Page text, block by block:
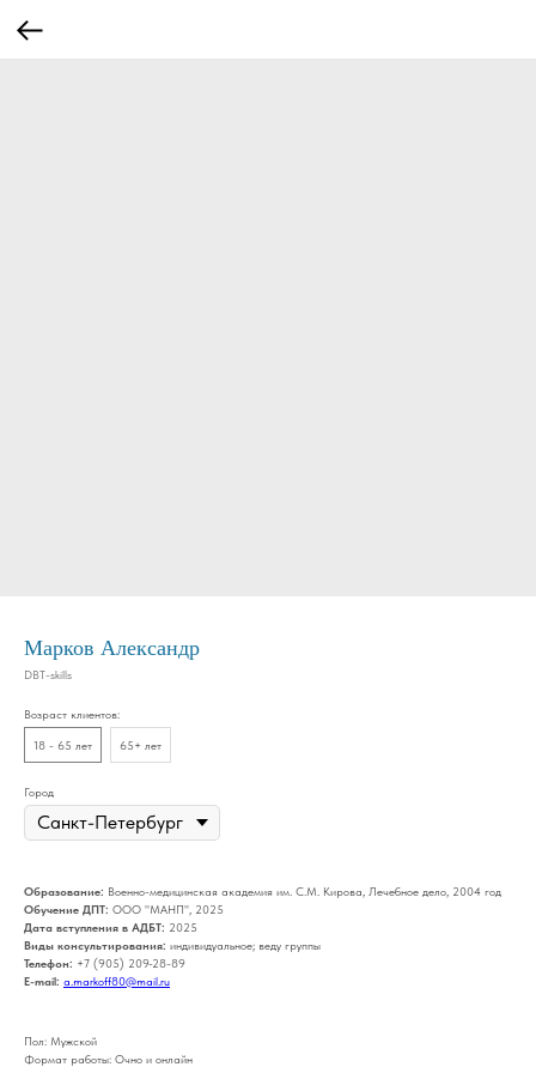
Марков Александр
DBT-skills
Возраст клиентов:
18 - 65 лет 65+ лет
Город
Образование: Военно-медицинская академия им. С.М. Кирова, Лечебное дело, 2004 год
Обучение ДПТ: ООО "МАНП", 2025
Дата вступления в АДБТ: 2025
Виды консультирования: индивидуальное; веду группы
Телефон: +7 (905) 209-28-89
E-mail: a.markoff80@mail.ru
Пол: Мужской
Формат работы: Очно и онлайн